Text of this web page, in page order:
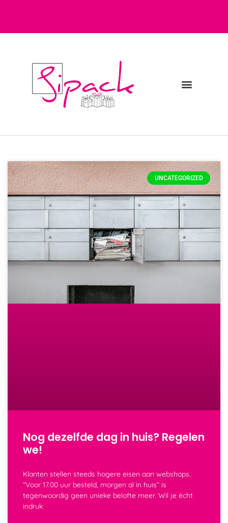
UNCATEGORIZED
Nog dezelfde dag in huis? Regelen
we!
Klanten stellen steeds hogere eisen aan webshops.
“Voor 17.00 uur besteld, morgen al in huis” is
tegenwoordig geen unieke belofte meer. Wil je écht
indruk